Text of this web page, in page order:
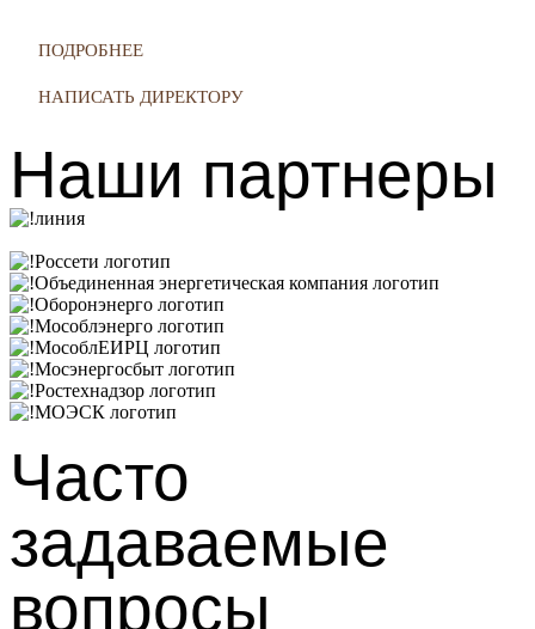
ПОДРОБНЕЕ
НАПИСАТЬ ДИРЕКТОРУ
Наши партнеры
Часто
задаваемые
вопросы